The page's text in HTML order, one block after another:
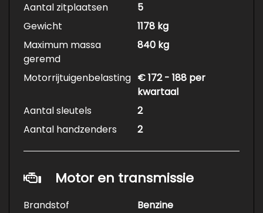
Aantal zitplaatsen
5
Gewicht
1178 kg
Maximum massa
geremd
840 kg
Motorrijtuigenbelasting € 172 - 188 per
kwartaal
Aantal sleutels
2
Aantal handzenders
2
Motor en transmissie
Brandstof
Benzine